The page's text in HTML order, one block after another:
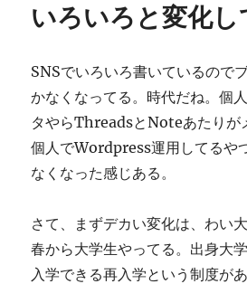
いろいろと変化
SNSでいろいろ書いているので
かなくなってる。時代だね。個
タやらThreadsとNoteあたりが
個人でWordpress運用してるや
なくなった感じある。
さて、まずデカい変化は、わい
春から大学生やってる。出身大
入学できる再入学という制度が